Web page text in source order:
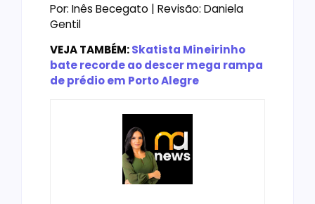
Por: Inês Becegato | Revisão: Daniela
Gentil
VEJA TAMBÉM:Skatista Mineirinho
bate recorde ao descer mega rampa
de prédio em Porto Alegre